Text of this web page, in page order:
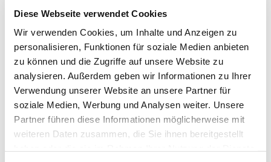
Diese Webseite verwendet Cookies
Wir verwenden Cookies, um Inhalte und Anzeigen zu
personalisieren, Funktionen für soziale Medien anbieten
zu können und die Zugriffe auf unsere Website zu
analysieren. Außerdem geben wir Informationen zu Ihrer
Verwendung unserer Website an unsere Partner für
soziale Medien, Werbung und Analysen weiter. Unsere
Partner führen diese Informationen möglicherweise mit
weiteren Daten zusammen, die Sie ihnen bereitgestellt